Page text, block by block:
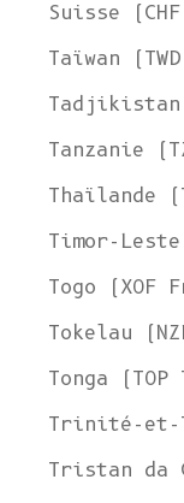
Suisse (CHF
Taïwan
Tadjikistan
Tanzanie
Thaïlande
Timor-
Togo (XOF
Tokelau
Tonga (TOP
Trinité-et-
Tristan da